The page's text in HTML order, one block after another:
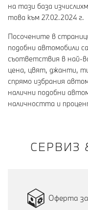
на тази база
това към 27.02.2024 г.
Посочените в
подобни автомобили
съответствия в най-
цена, цвят, джанти,
спрямо избрания
налични подобни
наличността и
СЕРВИЗ
Оферта